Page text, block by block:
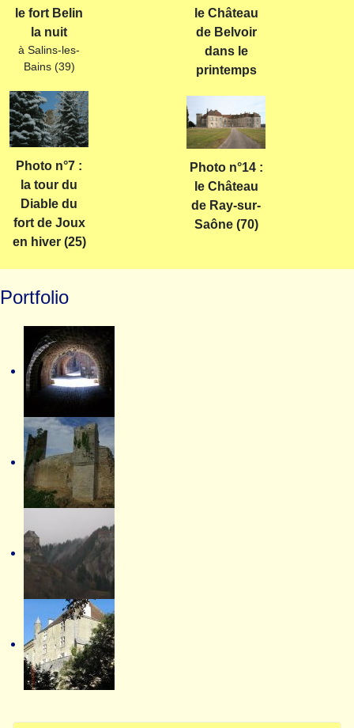
le fort Belin
la nuit
à Salins-les-
Bains (39)
Photo n°7 :
la tour du
Diable du
fort de Joux
en hiver (25)
le Château
de Belvoir
dans le
printemps
Photo n°14 :
le Château
de Ray-sur-
Saône (70)
Portfolio